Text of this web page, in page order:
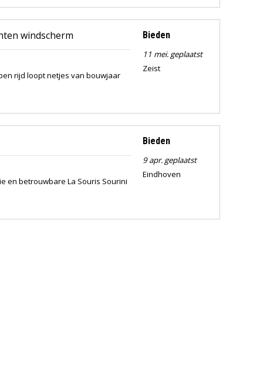
windscherm
rijd loopt netjes van bouwjaar
Bieden
11 mei. geplaatst
Zeist
en betrouwbare La Souris Sourini
Bieden
9 apr. geplaatst
Eindhoven